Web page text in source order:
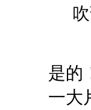
是的
一大